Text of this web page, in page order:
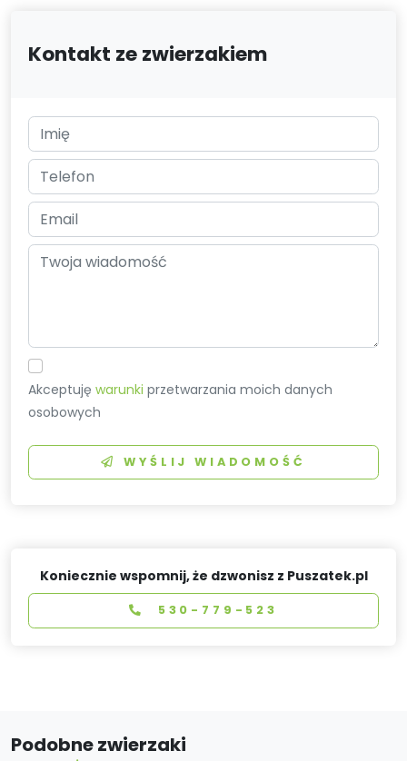
Kontakt ze zwierzakiem
Akceptujęwarunki przetwarzania moich danych
osobowych
WYŚLIJ WIADOMOŚĆ
Koniecznie wspomnij, że dzwonisz z Puszatek.pl
530-779-523
Podobne zwierzaki